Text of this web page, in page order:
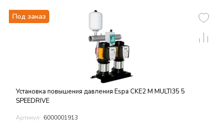
Под заказ
Установка повышения давления Espa CKE2 M MULTI35 5
SPEEDRIVE
Артикул: 6000001913